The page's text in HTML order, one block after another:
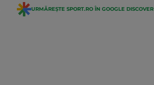
URMĂREȘTE SPORT.RO ÎN GOOGLE DISCOVER